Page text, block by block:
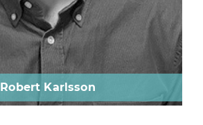
Robert Karlsson